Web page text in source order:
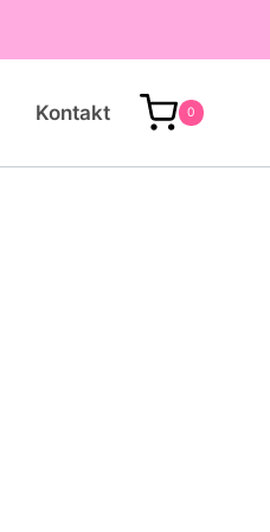
Kontakt 0